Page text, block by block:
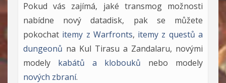
Pokud vás zajímá, jaké transmog možnosti
nabídne nový datadisk, pak se můžete
pokochat itemy z Warfronts, itemy z questů a
dungeonů na Kul Tirasu a Zandalaru, novými
modely kabátů a klobouků nebo modely
nových zbraní.